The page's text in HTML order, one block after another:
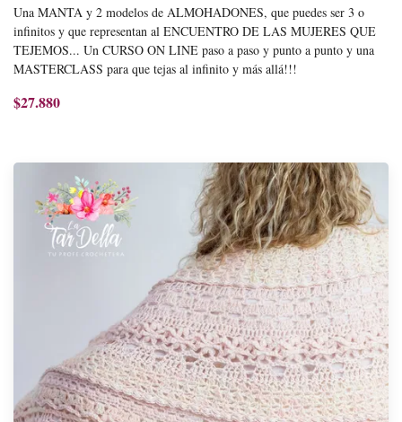
Una MANTA y 2 modelos de ALMOHADONES, que puedes ser 3 o
infinitos y que representan al ENCUENTRO DE LAS MUJERES QUE
TEJEMOS... Un CURSO ON LINE paso a paso y punto a punto y una
MASTERCLASS para que tejas al infinito y más allá!!!
$27.880